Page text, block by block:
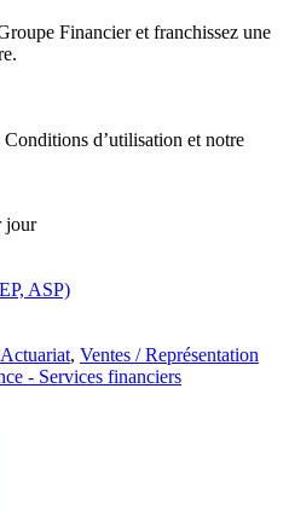
Financier et franchissez une
d’utilisation et notre
jour
ASP)
, Ventes / Représentation
- Services financiers